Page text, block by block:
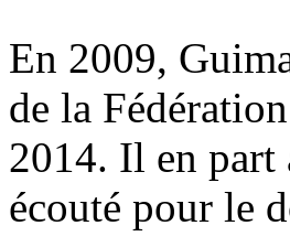
En 2009,
de la
2014. Il en part
écouté pour le